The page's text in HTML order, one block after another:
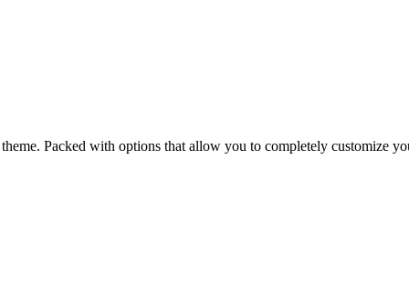
Packed with options that allow you to completely customize